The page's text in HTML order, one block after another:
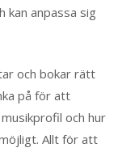
kan anpassa sig
och bokar rätt
på för att
och hur
Allt för att